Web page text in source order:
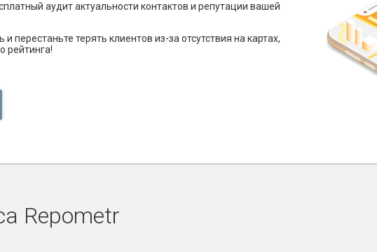
аудит актуальности контактов и репутации вашей
и перестаньте терять клиентов из-за отсутствия на картах,
рейтинга!
Repometr